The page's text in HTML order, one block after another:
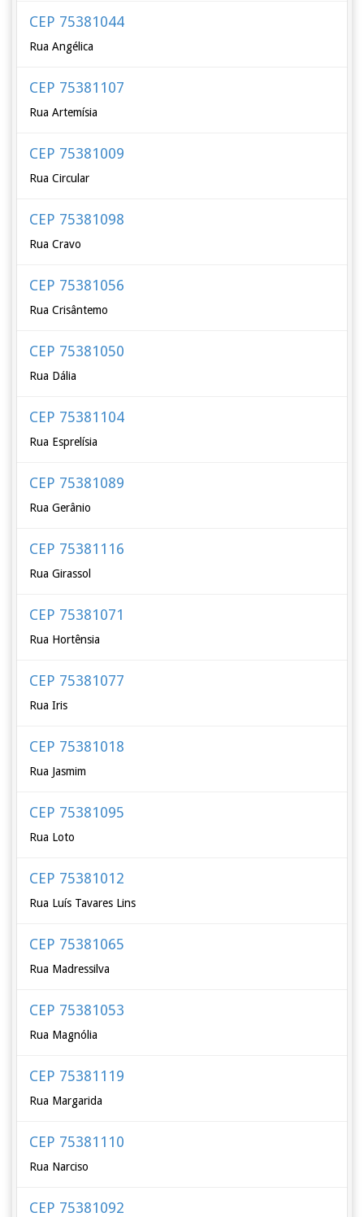
CEP 75381044
Rua Angélica
CEP 75381107
Rua Artemísia
CEP 75381009
Rua Circular
CEP 75381098
Rua Cravo
CEP 75381056
Rua Crisântemo
CEP 75381050
Rua Dália
CEP 75381104
Rua Esprelísia
CEP 75381089
Rua Gerânio
CEP 75381116
Rua Girassol
CEP 75381071
Rua Hortênsia
CEP 75381077
Rua Iris
CEP 75381018
Rua Jasmim
CEP 75381095
Rua Loto
CEP 75381012
Rua Luís Tavares Lins
CEP 75381065
Rua Madressilva
CEP 75381053
Rua Magnólia
CEP 75381119
Rua Margarida
CEP 75381110
Rua Narciso
CEP 75381092